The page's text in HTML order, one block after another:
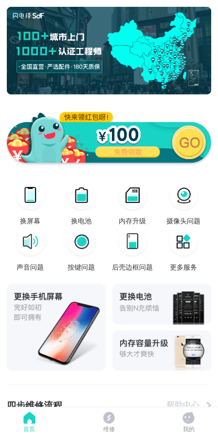
换屏幕 换电池 内存升级 摄像头问题
声音问题 按键问题 后壳边框问题 更多服务
四步维修流程 帮助中心
首页 维修 我的